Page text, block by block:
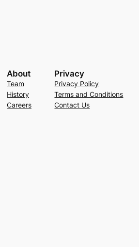
About
Team
History
Careers
Privacy
Privacy Policy
Terms and Conditions
Contact Us